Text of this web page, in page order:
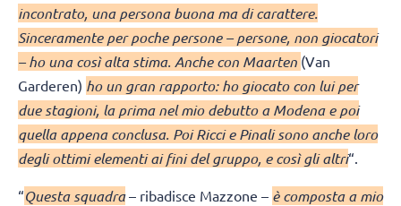
incontrato, una persona buona ma di carattere.
Sinceramente per poche persone – persone, non giocatori
– ho una così alta stima. Anche con Maarten (Van
Garderen) ho un gran rapporto: ho giocato con lui per
due stagioni, la prima nel mio debutto a Modena e poi
quella appena conclusa. Poi Ricci e Pinali sono anche loro
degli ottimi elementi ai fini del gruppo, e così gli altri“.
“Questa squadra– ribadisce Mazzone – è composta a mio